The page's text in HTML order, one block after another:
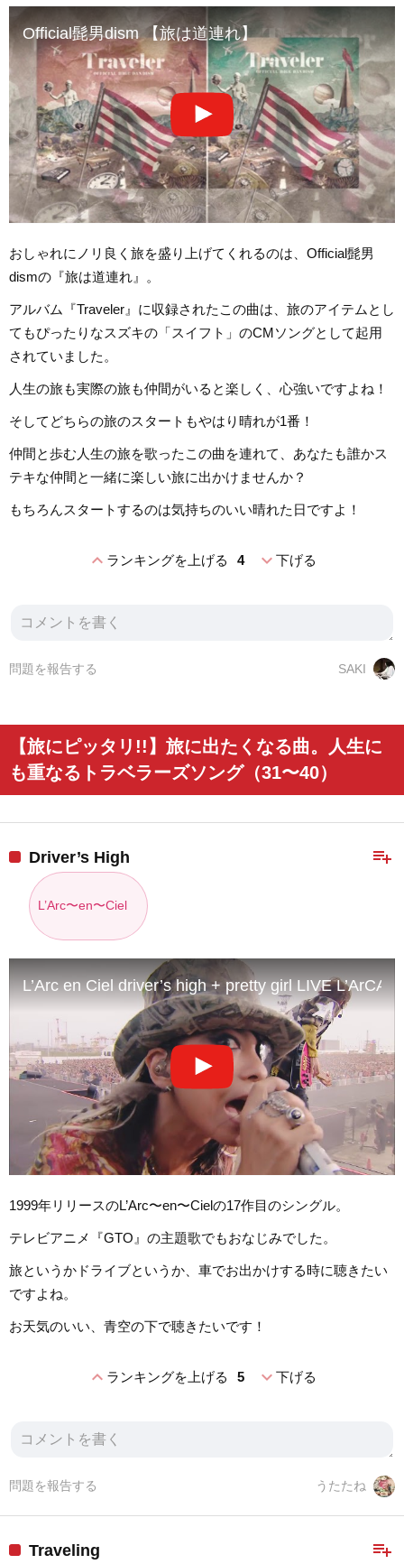
Official髭男dism 【旅は道連れ】
おしゃれにノリ良く旅を盛り上げてくれるのは、Official髭男
dismの『旅は道連れ』。
アルバム『Traveler』に収録されたこの曲は、旅のアイテムとし
てもぴったりなスズキの「スイフト」のCMソングとして起用
されていました。
人生の旅も実際の旅も仲間がいると楽しく、心強いですよね！
そしてどちらの旅のスタートもやはり晴れが1番！
仲間と歩む人生の旅を歌ったこの曲を連れて、あなたも誰かス
テキな仲間と一緒に楽しい旅に出かけませんか？
もちろんスタートするのは気持ちのいい晴れた日ですよ！
expand_lessランキングを上げる 4 expand_more下げる
SAKI
問題を報告する
【旅にピッタリ!!】旅に出たくなる曲。人生に
も重なるトラベラーズソング（31〜40）
playlist_add
Driver’s High
L’Arc〜en〜Ciel
L’Arc en Ciel driver’s high + pretty girl LIVE
1999年リリースのL’Arc〜en〜Cielの17作目のシングル。
テレビアニメ『GTO』の主題歌でもおなじみでした。
旅というかドライブというか、車でお出かけする時に聴きたい
ですよね。
お天気のいい、青空の下で聴きたいです！
expand_lessランキングを上げる 5 expand_more下げる
うたたね
問題を報告する
playlist_add
Traveling